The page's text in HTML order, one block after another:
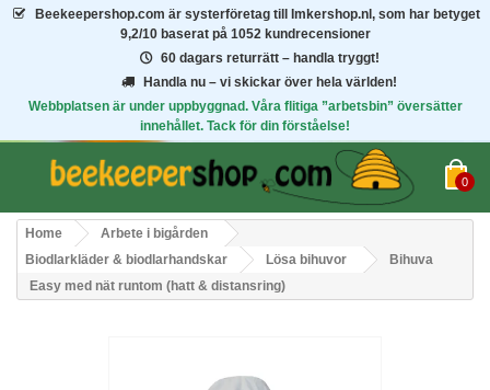
Beekeepershop.com är systerföretag till Imkershop.nl, som har betyget
9,2/10 baserat på 1052 kundrecensioner
60 dagars returrätt – handla tryggt!
Handla nu – vi skickar över hela världen!
Webbplatsen är under uppbyggnad. Våra flitiga ”arbetsbin” översätter
innehållet. Tack för din förståelse!
0
Home
Arbete i bigården
Biodlarkläder & biodlarhandskar
Lösa bihuvor
Bihuva
Easy med nät runtom (hatt & distansring)